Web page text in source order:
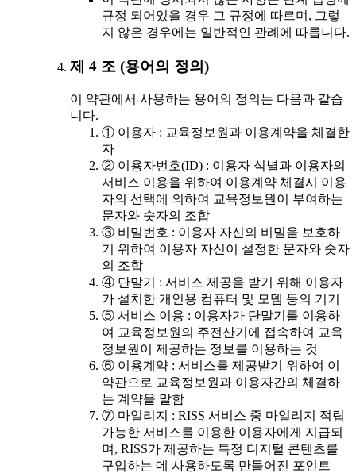
규정 되어있을 경우 그 규정에 따르며, 그렇
지 않은 경우에는 일반적인 관례에 따릅니다.
제 4 조 (용어의 정의)
이 약관에서 사용하는 용어의 정의는 다음과 같습
니다.
① 이용자 : 교육정보원과 이용계약을 체결한
자
② 이용자번호(ID) : 이용자 식별과 이용자의
서비스 이용을 위하여 이용계약 체결시 이용
자의 선택에 의하여 교육정보원이 부여하는
문자와 숫자의 조합
③ 비밀번호 : 이용자 자신의 비밀을 보호하
기 위하여 이용자 자신이 설정한 문자와 숫자
의 조합
④ 단말기 : 서비스 제공을 받기 위해 이용자
가 설치한 개인용 컴퓨터 및 모뎀 등의 기기
⑤ 서비스 이용 : 이용자가 단말기를 이용하
여 교육정보원의 주전산기에 접속하여 교육
정보원이 제공하는 정보를 이용하는 것
⑥ 이용계약 : 서비스를 제공받기 위하여 이
약관으로 교육정보원과 이용자간의 체결하
는 계약을 말함
⑦ 마일리지 : RISS 서비스 중 마일리지 적립
가능한 서비스를 이용한 이용자에게 지급되
며, RISS가 제공하는 특정 디지털 콘텐츠를
구입하는 데 사용하도록 만들어진 포인트